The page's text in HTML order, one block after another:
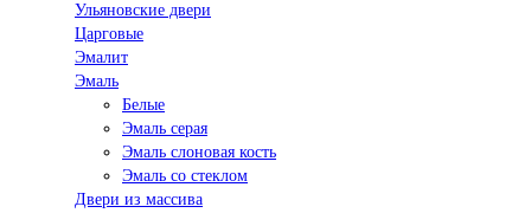
Ульяновские двери
Царговые
Эмалит
Эмаль
Белые
Эмаль серая
Эмаль слоновая кость
Эмаль со стеклом
Двери из массива